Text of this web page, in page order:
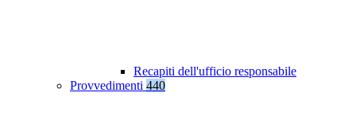
Recapiti dell'ufficio responsabile
Provvedimenti 440